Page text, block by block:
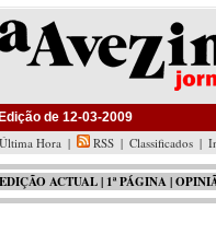
Edição de 12-03-2009
Última Hora | RSS | Classificados |
EDIÇÃO ACTUAL| 1ª PÁGINA|